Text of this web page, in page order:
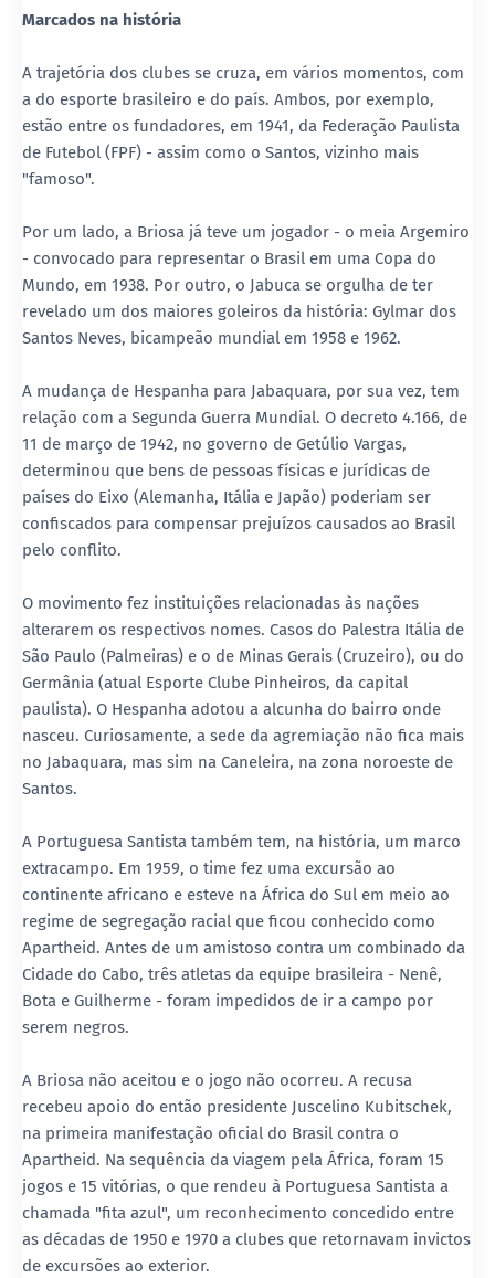
Marcados na história
A trajetória dos clubes se cruza, em vários momentos, com
a do esporte brasileiro e do país. Ambos, por exemplo,
estão entre os fundadores, em 1941, da Federação Paulista
de Futebol (FPF) - assim como o Santos, vizinho mais
"famoso".
Por um lado, a Briosa já teve um jogador - o meia Argemiro
- convocado para representar o Brasil em uma Copa do
Mundo, em 1938. Por outro, o Jabuca se orgulha de ter
revelado um dos maiores goleiros da história: Gylmar dos
Santos Neves, bicampeão mundial em 1958 e 1962.
A mudança de Hespanha para Jabaquara, por sua vez, tem
relação com a Segunda Guerra Mundial. O decreto 4.166, de
11 de março de 1942, no governo de Getúlio Vargas,
determinou que bens de pessoas físicas e jurídicas de
países do Eixo (Alemanha, Itália e Japão) poderiam ser
confiscados para compensar prejuízos causados ao Brasil
pelo conflito.
O movimento fez instituições relacionadas às nações
alterarem os respectivos nomes. Casos do Palestra Itália de
São Paulo (Palmeiras) e o de Minas Gerais (Cruzeiro), ou do
Germânia (atual Esporte Clube Pinheiros, da capital
paulista). O Hespanha adotou a alcunha do bairro onde
nasceu. Curiosamente, a sede da agremiação não fica mais
no Jabaquara, mas sim na Caneleira, na zona noroeste de
Santos.
A Portuguesa Santista também tem, na história, um marco
extracampo. Em 1959, o time fez uma excursão ao
continente africano e esteve na África do Sul em meio ao
regime de segregação racial que ficou conhecido como
Apartheid. Antes de um amistoso contra um combinado da
Cidade do Cabo, três atletas da equipe brasileira - Nenê,
Bota e Guilherme - foram impedidos de ir a campo por
serem negros.
A Briosa não aceitou e o jogo não ocorreu. A recusa
recebeu apoio do então presidente Juscelino Kubitschek,
na primeira manifestação oficial do Brasil contra o
Apartheid. Na sequência da viagem pela África, foram 15
jogos e 15 vitórias, o que rendeu à Portuguesa Santista a
chamada "fita azul", um reconhecimento concedido entre
as décadas de 1950 e 1970 a clubes que retornavam invictos
de excursões ao exterior.